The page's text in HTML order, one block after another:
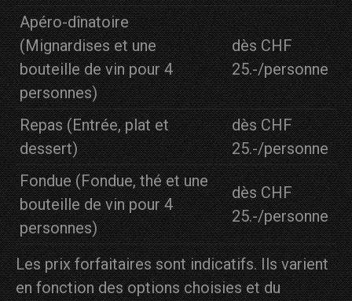
Apéro-dînatoire
(Mignardises et une
bouteille de vin pour 4
personnes)
dès CHF
25.-/personne
Repas (Entrée, plat et
dessert)
dès CHF
25.-/personne
Fondue (Fondue, thé et une
bouteille de vin pour 4
personnes)
dès CHF
25.-/personne
Les prix forfaitaires sont indicatifs. Ils varient
en fonction des options choisies et du